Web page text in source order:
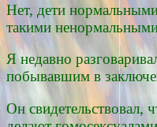
Нет, дети
такими
Я недавно
побывавшим в
Он свидетельствовал,